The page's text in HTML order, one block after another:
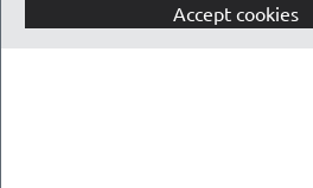
Accept cookies